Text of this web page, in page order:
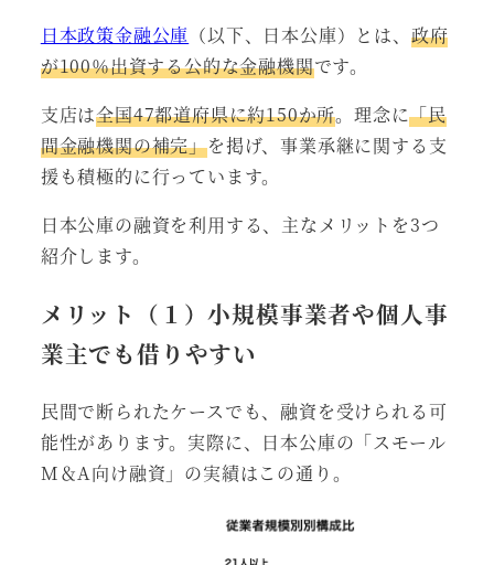
日本政策金融公庫 （以下、日本公庫）とは、 政府
が100％出資する公的な金融機関です。
支店は全国47都道府県に約150か所。理念に「民
間金融機関の補完」を掲げ、事業承継に関する支
援も積極的に行っています。
日本公庫の融資を利用する、主なメリットを3つ
紹介します。
メリット（１）小規模事業者や個人事
業主でも借りやすい
民間で断られたケースでも、融資を受けられる可
能性があります。実際に、日本公庫の「スモール
M＆A向け融資」の実績はこの通り。